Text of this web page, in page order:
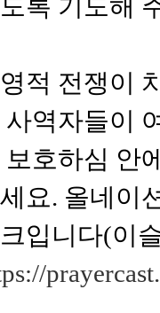
록 기도해
적 전쟁이
사역자들이
보호하심 안
요. 올네이
입니다(이